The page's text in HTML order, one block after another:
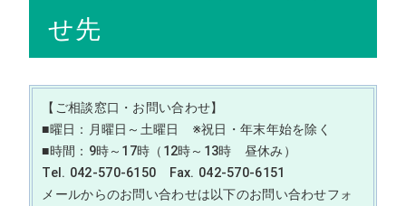
せ先
【ご相談窓口・お問い合わせ】
■曜日：月曜日～土曜日 ※祝日・年末年始を除く
■時間：9時～17時（12時～13時 昼休み）
Tel. 042-570-6150 Fax. 042-570-6151
メールからのお問い合わせは以下のお問い合わせフォ